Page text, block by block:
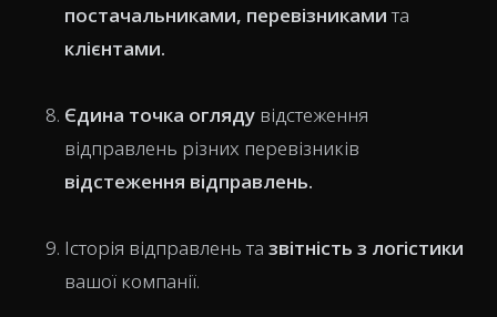
постачальниками, перевізникамита
клієнтами.
Єдина точка огляду відстеження
відправлень різних перевізників
відстеження відправлень.
Історія відправлень та звітність з логістики
вашої компанії.